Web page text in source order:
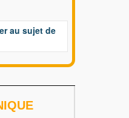
au sujet de